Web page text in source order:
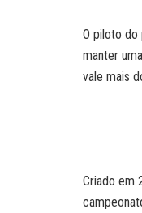
O piloto
manter
vale mais
Criado em